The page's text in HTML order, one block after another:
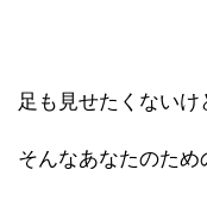
足も見せたくないけ
そんなあなたのため